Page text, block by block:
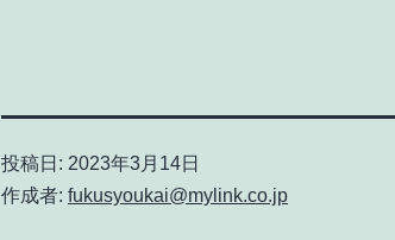
投稿日: 2023年3月14日
作成者: fukusyoukai@mylink.co.jp